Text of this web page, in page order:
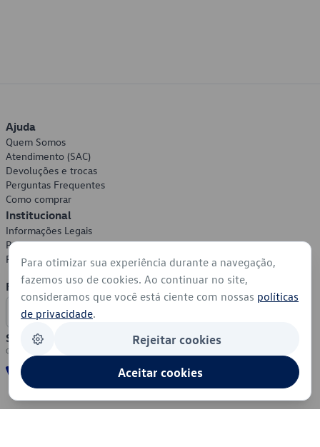
Ajuda
Quem Somos
Atendimento (SAC)
Devoluções e trocas
Perguntas Frequentes
Como comprar
Institucional
Informações Legais
Política de Privacidade
Política de Cookies
Formas de Pagamento
Segurança
Para otimizar sua experiência durante a navegação,
fazemos uso de cookies. Ao continuar no site,
consideramos que você está ciente com nossas políticas
de privacidade.
Rejeitar cookies
Aceitar cookies